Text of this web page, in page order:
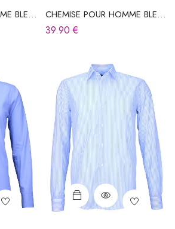
BLEU
CHEMISE POUR HOMME BLEU
CIEL À RAYURES
39.90€